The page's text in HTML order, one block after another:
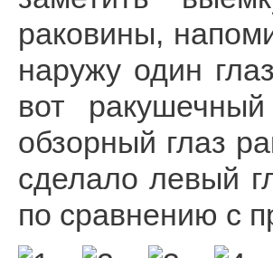
раковины,
наружу один
вот
обзорный глаз
сделало левый
по сравнению с